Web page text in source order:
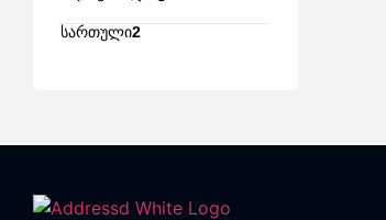
სართული2